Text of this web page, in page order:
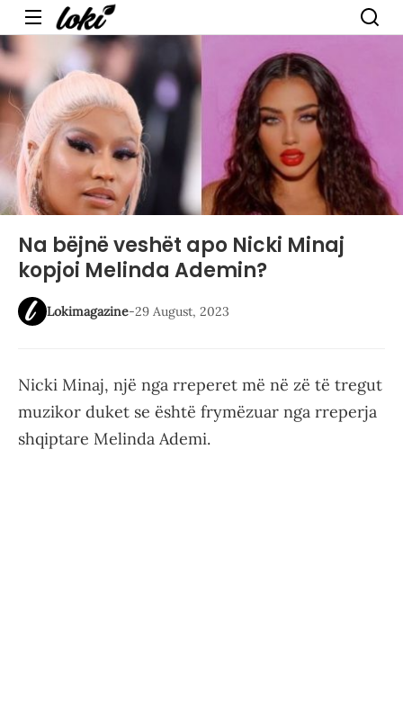
Menu
Na bëjnë veshët apo Nicki Minaj
kopjoi Melinda Ademin?
Lokimagazine-29 August, 2023
Nicki Minaj, një nga rreperet më në zë të tregut
muzikor duket se është frymëzuar nga rreperja
shqiptare Melinda Ademi.